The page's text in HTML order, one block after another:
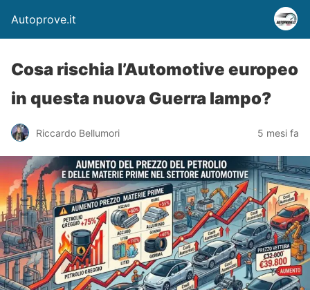
Autoprove.it
Cosa rischia l’Automotive europeo
in questa nuova Guerra lampo?
Riccardo Bellumori 5 mesi fa